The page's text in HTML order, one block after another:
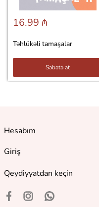
16.99 ₼
Təhlükəli tamaşalar
Səbətə at
Hesabım
Giriş
Qeydiyyatdan keçin